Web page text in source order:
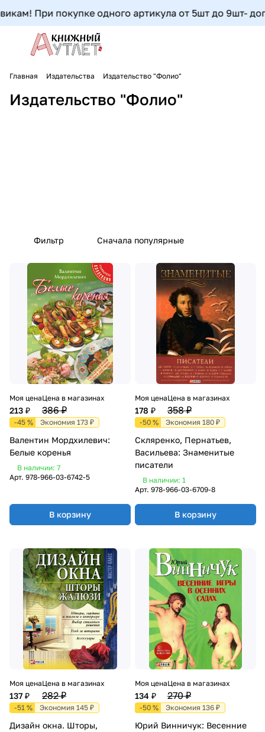
При покупке одного артикула от 5шт до 9шт-
Главная Издательства Издательство "Фолио"
Издательство "Фолио"
Фильтр Сначала популярные
Моя цена
213 ₽
Цена в магазинах
386 ₽
-45 % Экономия 173 ₽
Валентин Мордхилевич:
Белые коренья
В наличии: 7
Арт. 978-966-03-6742-5
В корзину
Моя цена
178 ₽
Цена в магазинах
358 ₽
-50 % Экономия 180 ₽
Скляренко, Пернатьев,
Васильева: Знаменитые
писатели
В наличии: 1
Арт. 978-966-03-6709-8
В корзину
Моя цена
137 ₽
Цена в магазинах
282 ₽
-51 % Экономия 145 ₽
Дизайн окна. Шторы,
Моя цена
134 ₽
Цена в магазинах
270 ₽
-50 % Экономия 136 ₽
Юрий Винничук: Весенние